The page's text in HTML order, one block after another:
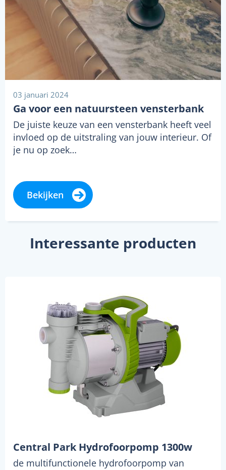
03 januari 2024
Ga voor een natuursteen vensterbank
De juiste keuze van een vensterbank heeft veel
invloed op de uitstraling van jouw interieur. Of
je nu op zoek…
Bekijken
Interessante producten
Central Park Hydrofoorpomp 1300w
de multifunctionele hydrofoorpomp van